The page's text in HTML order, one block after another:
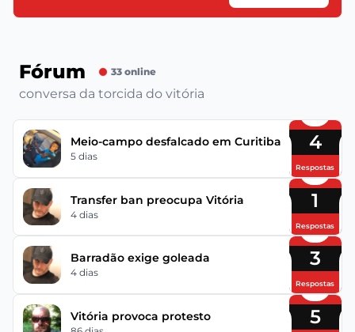
Fórum 33 online
conversa da torcida do vitória
Meio-campo desfalcado em Curitiba
5 dias
4
Respostas
Transfer ban preocupa Vitória
4 dias
1
Respostas
Barradão exige goleada
4 dias
3
Respostas
Vitória provoca protesto 5